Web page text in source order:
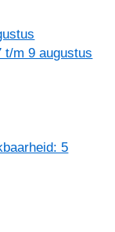
t/m 9 augustus
5